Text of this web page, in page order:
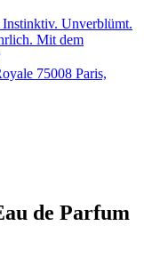
Instinktiv. Unverblümt.
Mit dem
75008 Paris,
de Parfum